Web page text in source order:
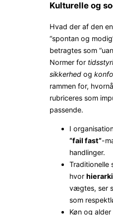
Kulturelle og
Hvad der af den
“spontan og
betragtes som
Normer for
sikkerhed og
rammen for,
rubriceres som
passende.
I
“fail fast”-
handlinger.
Traditionelle
hvor
vægtes, ser
som
Køn og